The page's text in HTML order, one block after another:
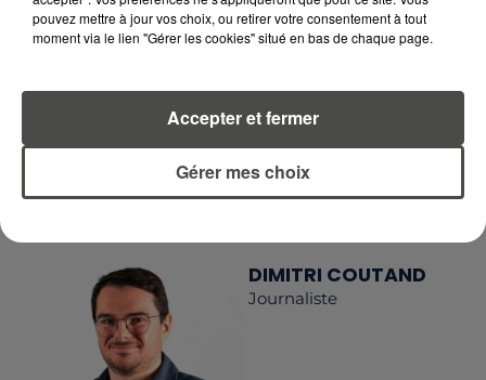
RECEVEZ LES ALERTES INFOS DE LA RÉDACTION
EN TÉLÉCHARGEANT L'APPLICATION MOBILE
LA RÉDACTION
DIMITRI COUTAND
Journaliste
pouvez mettre à jour vos choix, ou retirer votre consentement à tout
moment via le lien "Gérer les cookies" situé en bas de chaque page.
Gérer mes choix
Accepter et fermer